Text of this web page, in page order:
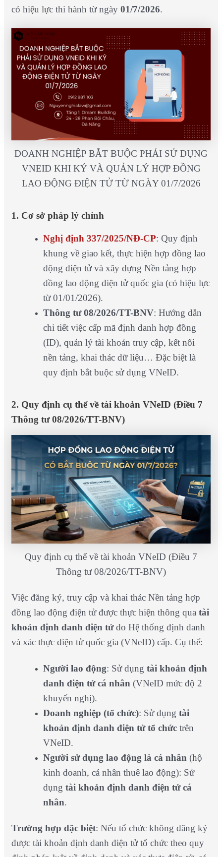
có hiệu lực thi hành từ ngày 01/7/2026.
DOANH NGHIỆP BẮT BUỘC PHẢI SỬ DỤNG
VNEID KHI KÝ VÀ QUẢN LÝ HỢP ĐỒNG
LAO ĐỘNG ĐIỆN TỬ TỪ NGÀY 01/7/2026
1. Cơ sở pháp lý chính
Nghị định 337/2025/NĐ-CP: Quy định
khung về giao kết, thực hiện hợp đồng lao
động điện tử và xây dựng Nền tảng hợp
đồng lao động điện tử quốc gia (có hiệu lực
từ 01/01/2026).
Thông tư 08/2026/TT-BNV: Hướng dẫn
chi tiết việc cấp mã định danh hợp đồng
(ID), quản lý tài khoản truy cập, kết nối
nền tảng, khai thác dữ liệu… Đặc biệt là
quy định bắt buộc sử dụng VNeID.
2. Quy định cụ thể về tài khoản VNeID (Điều 7
Thông tư 08/2026/TT-BNV)
Quy định cụ thể về tài khoản VNeID (Điều 7
Thông tư 08/2026/TT-BNV)
Việc đăng ký, truy cập và khai thác Nền tảng hợp
đồng lao động điện tử được thực hiện thông qua tài
khoản định danh điện tửdo Hệ thống định danh
và xác thực điện tử quốc gia (VNeID) cấp. Cụ thể:
Người lao động: Sử dụng tài khoản định
danh điện tử cá nhân(VNeID mức độ 2
khuyến nghị).
Doanh nghiệp (tổ chức): Sử dụng tài
khoản định danh điện tử tổ chứctrên
VNeID.
Người sử dụng lao động là cá nhân(hộ
kinh doanh, cá nhân thuê lao động): Sử
dụng tài khoản định danh điện tử cá
nhân.
Trường hợp đặc biệt: Nếu tổ chức không đăng ký
được tài khoản định danh điện tử tổ chức theo quy